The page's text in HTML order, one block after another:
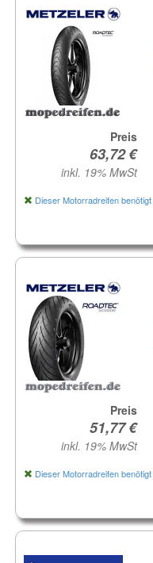
Preis
inkl. 19% MwSt
Dieser Motorradreifen benötigt
Preis
inkl. 19% MwSt
Dieser Motorradreifen benötigt